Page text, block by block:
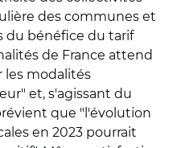
des communes et
du bénéfice du tarif
de France attend
les modalités
et, s'agissant du
que "l'évolution
en 2023 pourrait